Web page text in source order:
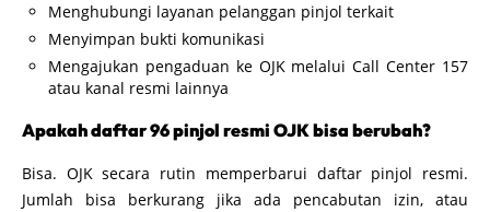
Menghubungi layanan pelanggan pinjol terkait
Menyimpan bukti komunikasi
Mengajukan pengaduan ke OJK melalui Call Center 157
atau kanal resmi lainnya
Apakah daftar 96 pinjol resmi OJK bisa berubah?
Bisa. OJK secara rutin memperbarui daftar pinjol resmi.
Jumlah bisa berkurang jika ada pencabutan izin, atau